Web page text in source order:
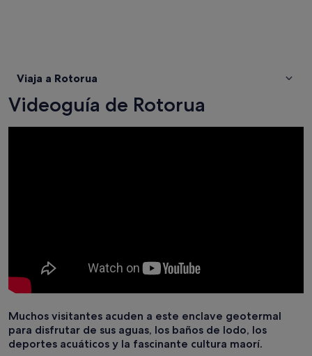
Viaja a Rotorua
Videoguía de Rotorua
Muchos visitantes acuden a este enclave geotermal
para disfrutar de sus aguas, los baños de lodo, los
deportes acuáticos y la fascinante cultura maorí.